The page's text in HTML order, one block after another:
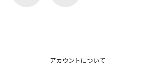
アカウントについて